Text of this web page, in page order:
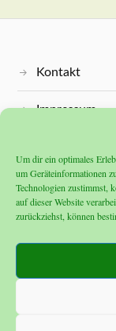
Um dir ein optimales
um Geräteinformationen
Technologien zustimmst,
auf dieser Website
zurückziehst, können
Kontakt
Impressum